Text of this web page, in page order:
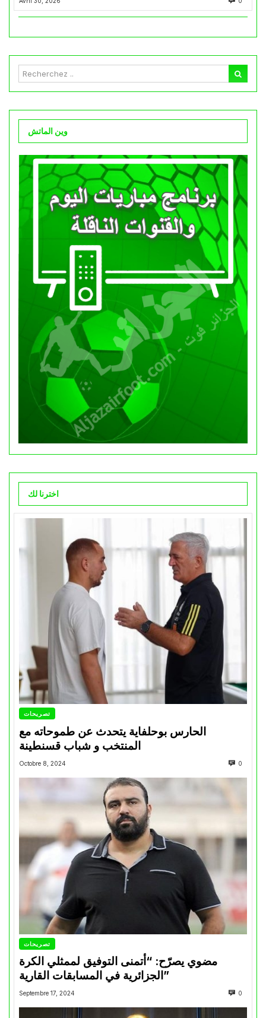
وين الماتش
اخترنا لك
تصريحات
الحارس بوحلفاية يتحدث عن طموحاته مع
المنتخب و شباب قسنطينة
Octobre 8, 2024 0
تصريحات
مضوي يصرّح: “أتمنى التوفيق لممثلي الكرة
الجزائرية في المسابقات القارية”
Septembre 17, 2024 0